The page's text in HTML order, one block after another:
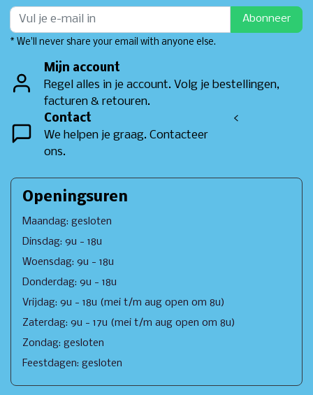
Abonneer
* We'll never share your email with anyone else.
Mijn account
Regel alles in je account. Volg je bestellingen,
facturen & retouren.
Contact
We helpen je graag. Contacteer
ons.
<
Openingsuren
Maandag: gesloten
Dinsdag: 9u - 18u
Woensdag: 9u - 18u
Donderdag: 9u - 18u
Vrijdag: 9u - 18u (mei t/m aug open om 8u)
Zaterdag: 9u - 17u (mei t/m aug open om 8u)
Zondag: gesloten
Feestdagen: gesloten